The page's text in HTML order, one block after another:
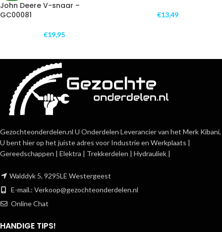
John Deere V-snaar –
GC00081
€19,95
€13,49
Gezochteonderdelen.nl U Onderdelen Leverancier van het Merk Kibani,
U bent hier op het juiste adres voor Industrie en Werkplaats |
Gereedschappen | Elektra | Trekkerdelen | Hydrauliek |
Walddyk 5, 9295LE Westergeest
E-mail.: Verkoop@gezochteonderdelen.nl
Online Chat
HANDIGE TIPS!